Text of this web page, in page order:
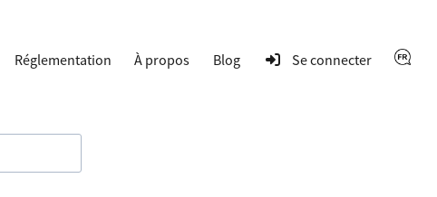
Réglementation À propos Blog Se connecter